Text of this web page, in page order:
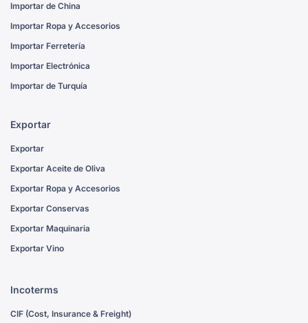
Importar de China
Importar Ropa y Accesorios
Importar Ferretería
Importar Electrónica
Importar de Turquía
Exportar
Exportar
Exportar Aceite de Oliva
Exportar Ropa y Accesorios
Exportar Conservas
Exportar Maquinaria
Exportar Vino
Incoterms
CIF (Cost, Insurance & Freight)